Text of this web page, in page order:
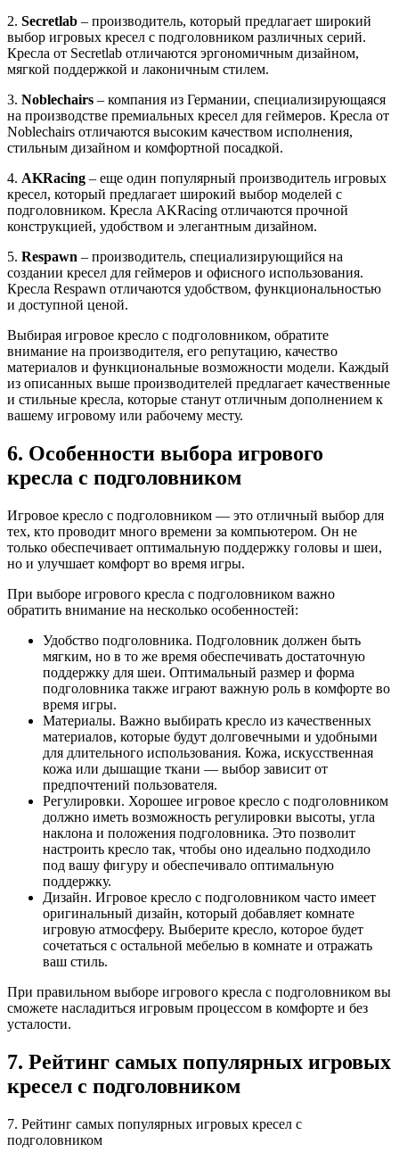
2. Secretlab – производитель, который предлагает широкий
выбор игровых кресел с подголовником различных серий.
Кресла от Secretlab отличаются эргономичным дизайном,
мягкой поддержкой и лаконичным стилем.
3. Noblechairs – компания из Германии, специализирующаяся
на производстве премиальных кресел для геймеров. Кресла от
Noblechairs отличаются высоким качеством исполнения,
стильным дизайном и комфортной посадкой.
4. AKRacing – еще один популярный производитель игровых
кресел, который предлагает широкий выбор моделей с
подголовником. Кресла AKRacing отличаются прочной
конструкцией, удобством и элегантным дизайном.
5. Respawn – производитель, специализирующийся на
создании кресел для геймеров и офисного использования.
Кресла Respawn отличаются удобством, функциональностью
и доступной ценой.
Выбирая игровое кресло с подголовником, обратите
внимание на производителя, его репутацию, качество
материалов и функциональные возможности модели. Каждый
из описанных выше производителей предлагает качественные
и стильные кресла, которые станут отличным дополнением к
вашему игровому или рабочему месту.
6. Особенности выбора игрового
кресла с подголовником
Игровое кресло с подголовником — это отличный выбор для
тех, кто проводит много времени за компьютером. Он не
только обеспечивает оптимальную поддержку головы и шеи,
но и улучшает комфорт во время игры.
При выборе игрового кресла с подголовником важно
обратить внимание на несколько особенностей:
Удобство подголовника. Подголовник должен быть
мягким, но в то же время обеспечивать достаточную
поддержку для шеи. Оптимальный размер и форма
подголовника также играют важную роль в комфорте во
время игры.
Материалы. Важно выбирать кресло из качественных
материалов, которые будут долговечными и удобными
для длительного использования. Кожа, искусственная
кожа или дышащие ткани — выбор зависит от
предпочтений пользователя.
Регулировки. Хорошее игровое кресло с подголовником
должно иметь возможность регулировки высоты, угла
наклона и положения подголовника. Это позволит
настроить кресло так, чтобы оно идеально подходило
под вашу фигуру и обеспечивало оптимальную
поддержку.
Дизайн. Игровое кресло с подголовником часто имеет
оригинальный дизайн, который добавляет комнате
игровую атмосферу. Выберите кресло, которое будет
сочетаться с остальной мебелью в комнате и отражать
ваш стиль.
При правильном выборе игрового кресла с подголовником вы
сможете насладиться игровым процессом в комфорте и без
усталости.
7. Рейтинг самых популярных игровых
кресел с подголовником
7. Рейтинг самых популярных игровых кресел с
подголовником